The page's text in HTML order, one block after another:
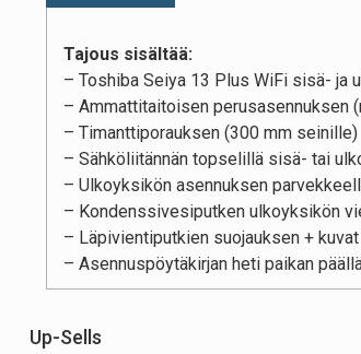
Tajous sisältää:
– Toshiba Seiya 13 Plus WiFi sisä- ja
– Ammattitaitoisen perusasennuksen
– Timanttiporauksen (300 mm seinille)
– Sähköliitännän topselillä sisä- tai
– Ulkoyksikön asennuksen
– Kondenssivesiputken ulkoyksikön
– Läpivientiputkien suojauksen +
– Asennuspöytäkirjan heti paikan
Up-Sells